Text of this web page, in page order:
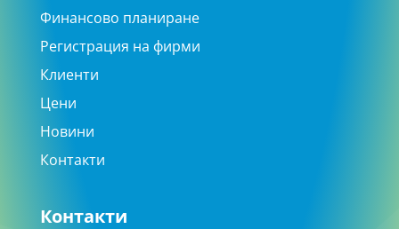
Финансово планиране
Регистрация на фирми
Клиенти
Цени
Новини
Контакти
Контакти